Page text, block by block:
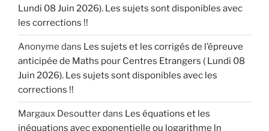
Lundi 08 Juin 2026). Les sujets sont disponibles avec
les corrections !!
Anonyme dans Les sujets et les corrigés de l’épreuve
anticipée de Maths pour Centres Etrangers ( Lundi 08
Juin 2026). Les sujets sont disponibles avec les
corrections !!
Margaux Desoutterdans Les équations et les
inéquations avec exponentielle ou logarithme ln